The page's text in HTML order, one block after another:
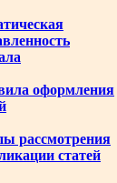
оформления
рассмотрения
статей